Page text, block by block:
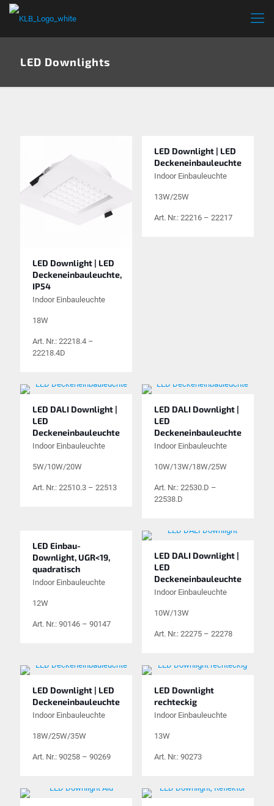
LED Downlights
LED Downlight | LED
Deckeneinbauleuchte,
IP54
Indoor Einbauleuchte
18W
Art. Nr.: 22218.4 –
22218.4D
LED Downlight | LED
Deckeneinbauleuchte
Indoor Einbauleuchte
13W/25W
Art. Nr.: 22216 – 22217
LED DALI Downlight |
LED
Deckeneinbauleuchte
Indoor Einbauleuchte
5W/10W/20W
Art. Nr.: 22510.3 – 22513
LED DALI Downlight |
LED
Deckeneinbauleuchte
Indoor Einbauleuchte
10W/13W/18W/25W
Art. Nr.: 22530.D –
22538.D
LED Einbau-
Downlight, UGR<19,
quadratisch
Indoor Einbauleuchte
12W
Art. Nr.: 90146 – 90147
LED DALI Downlight |
LED
Deckeneinbauleuchte
Indoor Einbauleuchte
10W/13W
Art. Nr.: 22275 – 22278
LED Downlight | LED
Deckeneinbauleuchte
Indoor Einbauleuchte
18W/25W/35W
Art. Nr.: 90258 – 90269
LED Downlight
rechteckig
Indoor Einbauleuchte
13W
Art. Nr.: 90273